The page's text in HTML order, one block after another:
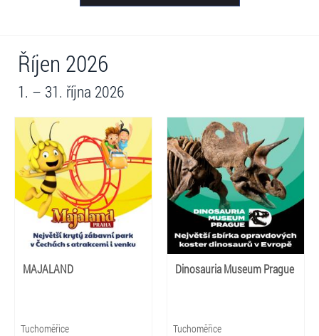
Říjen 2026
1. – 31. října 2026
MAJALAND
Tuchoměřice
Dinosauria Museum Prague
Tuchoměřice